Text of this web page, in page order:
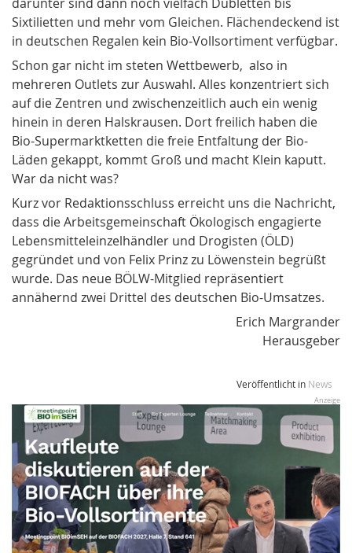
Sixtilietten und mehr vom Gleichen. Flächendeckend ist
in deutschen Regalen kein Bio-Vollsortiment verfügbar.
Schon gar nicht im steten Wettbewerb, also in
mehreren Outlets zur Auswahl. Alles konzentriert sich
auf die Zentren und zwischenzeitlich auch ein wenig
hinein in deren Halskrausen. Dort freilich haben die
Bio-Supermarktketten die freie Entfaltung der Bio-
Läden gekappt, kommt Groß und macht Klein kaputt.
War da nicht was?
Kurz vor Redaktionsschluss erreicht uns die Nachricht,
dass die Arbeitsgemeinschaft Ökologisch engagierte
Lebensmitteleinzelhändler und Drogisten (ÖLD)
gegründet und von Felix Prinz zu Löwenstein begrüßt
wurde. Das neue BÖLW-Mitglied repräsentiert
annähernd zwei Drittel des deutschen Bio-Umsatzes.
Erich Margrander
Herausgeber
Veröffentlicht in News
Anzeige